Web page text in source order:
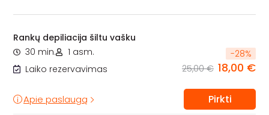
Rankų depiliacija šiltu vašku
30 min.
1 asm.
Laiko rezervavimas
-28%
25,00 € 18,00 €
Apie paslaugą Pirkti